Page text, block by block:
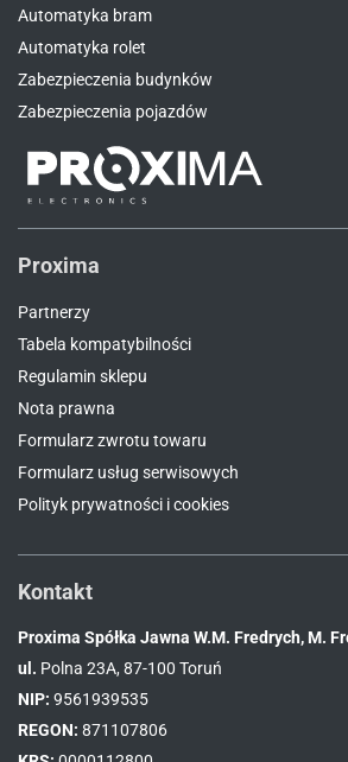
Automatyka bram
Automatyka rolet
Zabezpieczenia budynków
Zabezpieczenia pojazdów
Proxima
Partnerzy
Tabela kompatybilności
Regulamin sklepu
Nota prawna
Formularz zwrotu towaru
Formularz usług serwisowych
Polityk prywatności i cookies
Kontakt
Proxima Spółka Jawna W.M. Fredrych, M.
ul. Polna 23A, 87-100 Toruń
NIP: 9561939535
REGON: 871107806